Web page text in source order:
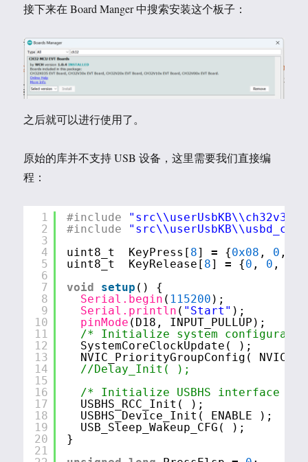
接下来在 Board Manger 中搜索安装这个板子：
之后就可以进行使用了。
原始的库并不支持 USB 设备，这里需要我们直接编
程：
1
2
3
4
5
6
7
8
9
10
11
12
13
14
15
16
17
18
19
20
21
#include
#include
uint8_t  KeyPress[ 8] = {0x08 , 0 ,
uint8_t  KeyRelease[ 8] = {0 , 0 ,
void
setup () {
Serial.begin ( 115200 );
Serial.println ( "Start" );
pinMode (D18, INPUT_PULLUP);
/* Initialize system
SystemCoreClockUpdate( );
NVIC_PriorityGroupConfig(
//Delay_Init( );
/* Initialize USBHS interface to
USBHS_RCC_Init( );
USBHS_Device_Init( ENABLE );
USB_Sleep_Wakeup_CFG( );
}